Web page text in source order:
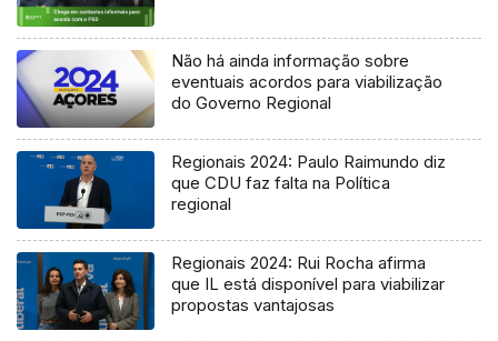
Não há ainda informação sobre
eventuais acordos para viabilização
do Governo Regional
Regionais 2024: Paulo Raimundo diz
que CDU faz falta na Política
regional
Regionais 2024: Rui Rocha afirma
que IL está disponível para viabilizar
propostas vantajosas